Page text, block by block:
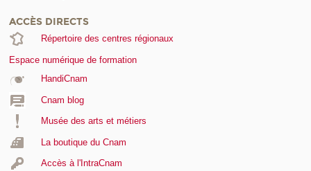
ACCÈS DIRECTS
Répertoire des centres régionaux
Espace numérique de formation
HandiCnam
Cnam blog
Musée des arts et métiers
La boutique du Cnam
Accès à l'IntraCnam